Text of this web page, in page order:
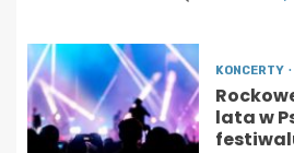
KONCERTY
lata w